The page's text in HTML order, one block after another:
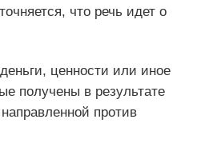
что речь идет о
ценности или иное
получены в результате
против